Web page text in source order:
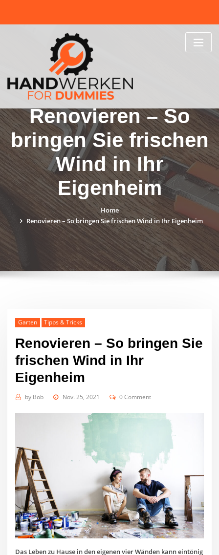
content
Renovieren – So
bringen Sie frischen
Wind in Ihr
Eigenheim
Home
Renovieren – So bringen Sie frischen Wind in Ihr Eigenheim
Garten Tipps & Tricks
Renovieren – So bringen Sie
frischen Wind in Ihr
Eigenheim
by Bob Nov. 25, 2021 0 Comment
Das Leben zu Hause in den eigenen vier Wänden kann eintönig